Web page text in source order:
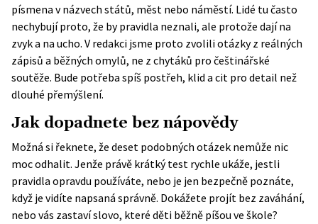
písmena v názvech států, měst nebo náměstí. Lidé tu často
nechybují proto, že by pravidla neznali, ale protože dají na
zvyk a na ucho. V redakci jsme proto zvolili otázky z reálných
zápisů a běžných omylů, ne z chytáků pro češtinářské
soutěže. Bude potřeba spíš postřeh, klid a cit pro detail než
dlouhé přemýšlení.
Jak dopadnete bez nápovědy
Možná si řeknete, že deset podobných otázek nemůže nic
moc odhalit. Jenže právě krátký test rychle ukáže, jestli
pravidla opravdu používáte, nebo je jen bezpečně poznáte,
když je vidíte napsaná správně. Dokážete projít bez zaváhání,
nebo vás zastaví slovo, které děti běžně píšou ve škole?